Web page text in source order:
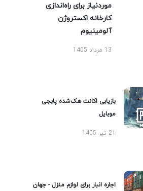
موردنیاز برای راه‌اندازی
کارخانه اکستروژن
آلومینیوم
13 مرداد 1405
بازیابی اکانت هک‌شده پابجی
موبایل
21 تیر 1405
اجاره انبار برای لوازم منزل - جهان